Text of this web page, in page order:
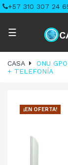
+57 310 307 24
Navegación
palanca
☰
CASA
ONU
+ TELEFONÍA
¡EN OFERTA!